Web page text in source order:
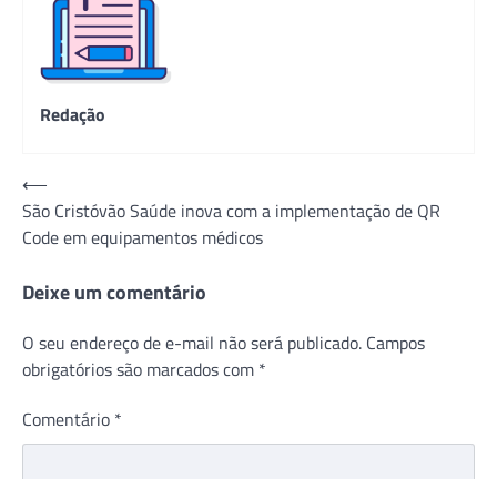
Redação
Navegação
de
Post
⟵
São Cristóvão Saúde inova com a implementação de QR
Code em equipamentos médicos
Deixe um comentário
O seu endereço de e-mail não será publicado. Campos
obrigatórios são marcados com *
Comentário *